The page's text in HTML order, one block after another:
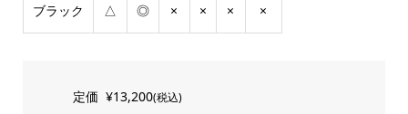
ブラック △ ◎ × × × ×
定価 ¥13,200(税込)